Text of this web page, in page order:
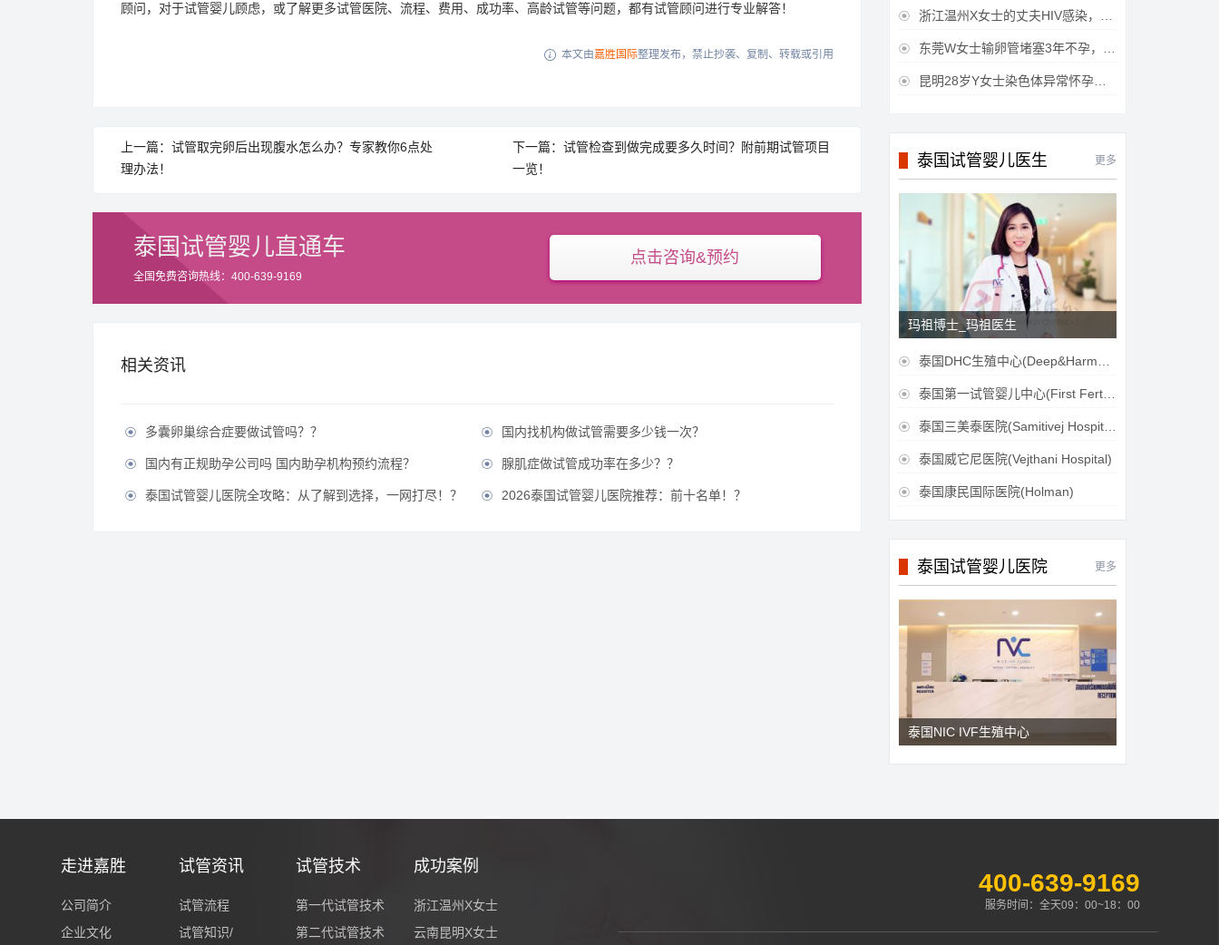
顾问，对于试管婴儿顾虑，或了解更多试管医院、流程、费用、成功率、高龄试管等问题，都有试管顾问进行专业解答！
 本文由嘉胜国际整理发布，禁止抄袭、复制、转载或引用
上一篇：试管取完卵后出现腹水怎么办？专家教你6点处
理办法！
下一篇：试管检查到做完成要多久时间？附前期试管项目
一览！
泰国试管婴儿直通车
全国免费咨询热线：400-639-9169
点击咨询&预约
相关资讯
 多囊卵巢综合症要做试管吗？？  国内找机构做试管需要多少钱一次？
 国内有正规助孕公司吗 国内助孕机构预约流程？  腺肌症做试管成功率在多少？？
 泰国试管婴儿医院全攻略：从了解到选择，一网打尽！？  2026泰国试管婴儿医院推荐：前十名单！？
 浙江温州X女士的丈夫HIV感染，三代试管成功获得女宝宝
 东莞W女士输卵管堵塞3年不孕，泰国三代试管喜获
 昆明28岁Y女士染色体异常怀孕难，泰国三代试管成功好孕
泰国试管婴儿医生 更多
玛祖博士_玛祖医生
 泰国DHC生殖中心(Deep&Harmonicare IVF Center)
 泰国第一试管婴儿中心(First Fertilily PGS Center Limitied)
 泰国三美泰医院(Samitivej Hospital)
 泰国威它尼医院(Vejthani Hospital)
 泰国康民国际医院(Holman)
泰国试管婴儿医院 更多
泰国NIC IVF生殖中心
走进嘉胜
公司简介
企业文化
试管资讯
试管流程
试管知识/
试管技术
第一代试管技术
第二代试管技术
成功案例
浙江温州X女士
云南昆明X女士
400-639-9169
服务时间：全天09：00~18：00